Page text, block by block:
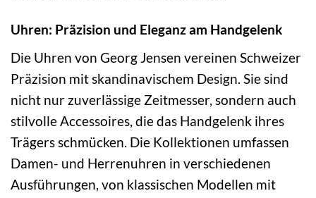
Uhren: Präzision und Eleganz am Handgelenk
Die Uhren von Georg Jensen vereinen Schweizer
Präzision mit skandinavischem Design. Sie sind
nicht nur zuverlässige Zeitmesser, sondern auch
stilvolle Accessoires, die das Handgelenk ihres
Trägers schmücken. Die Kollektionen umfassen
Damen- und Herrenuhren in verschiedenen
Ausführungen, von klassischen Modellen mit